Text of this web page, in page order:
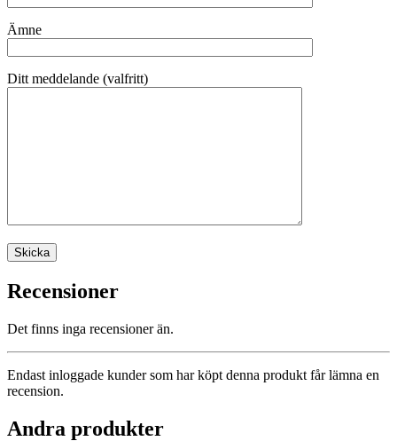
Ämne
Ditt meddelande (valfritt)
Recensioner
Det finns inga recensioner än.
Endast inloggade kunder som har köpt denna produkt får lämna en
recension.
Andra produkter